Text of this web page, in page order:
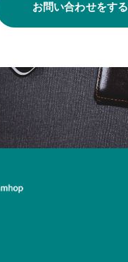
お問い合わせをする